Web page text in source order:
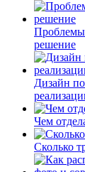
Проблемы
решение
Дизайн
Чем
Сколько